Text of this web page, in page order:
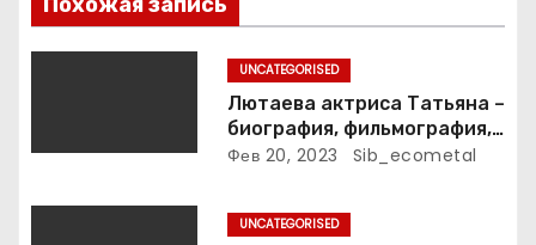
о
UNCATEGORISED
Лютаева актриса Татьяна –
биография, фильмография,
достижения
Фев 20, 2023 Sib_ecometal
UNCATEGORISED